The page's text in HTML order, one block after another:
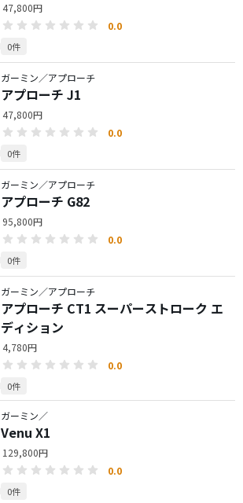
47,800円
0.0
0件
ガーミン／アプローチ
アプローチ J1
47,800円
0.0
0件
ガーミン／アプローチ
アプローチ G82
95,800円
0.0
0件
ガーミン／アプローチ
アプローチ CT1 スーパーストローク エ
ディション
4,780円
0.0
0件
ガーミン／
Venu X1
129,800円
0.0
0件